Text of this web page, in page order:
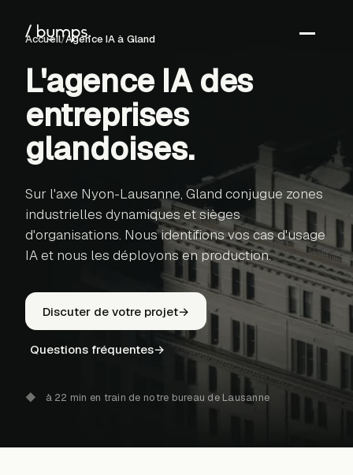
Accueil/Agence IAà Gland
L'agence IA des
entreprises
glandoises.
Sur l'axe Nyon-Lausanne, Gland conjugue zones
industrielles dynamiques et sièges
d'organisations. Nous identifions vos cas d'usage
IA et nous les déployons en production.
Discuter de votre projet→
Questions fréquentes→
◆ à 22 min en train de notre bureau de Lausanne